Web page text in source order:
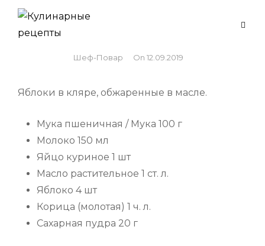
Skip
content
By
Шеф-Повар On 12.09.2019
Яблоки в кляре, обжаренные в масле.
Мука пшеничная / Мука 100 г
Молоко 150 мл
Яйцо куриное 1 шт
Масло растительное 1 ст. л.
Яблоко 4 шт
Корица (молотая) 1 ч. л.
Сахарная пудра 20 г